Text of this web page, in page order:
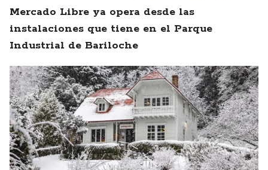
Mercado Libre ya opera desde las
instalaciones que tiene en el Parque
Industrial de Bariloche